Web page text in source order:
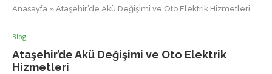
Anasayfa » Ataşehir’de Akü Değişimi ve Oto Elektrik Hizmetleri
Blog
Ataşehir’de Akü Değişimi ve Oto Elektrik
Hizmetleri